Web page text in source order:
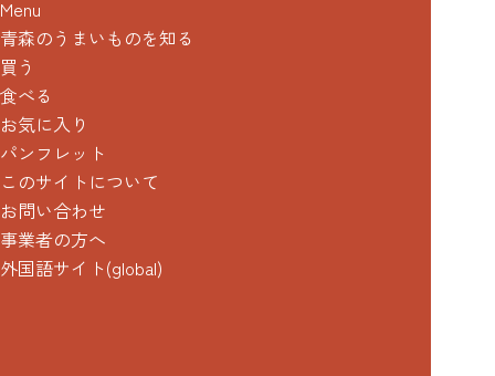
Menu
青森のうまいものを知る
買う
食べる
お気に入り
パンフレット
このサイトについて
お問い合わせ
事業者の方へ
外国語サイト(global)